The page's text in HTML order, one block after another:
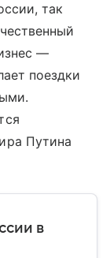
так
—
поездки
Путина
в